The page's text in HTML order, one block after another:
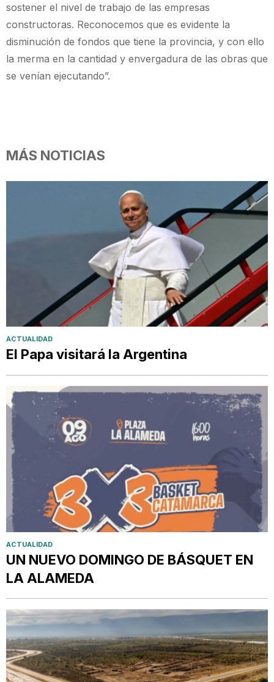
sostener el nivel de trabajo de las empresas
constructoras. Reconocemos que es evidente la
disminución de fondos que tiene la provincia, y con ello
la merma en la cantidad y envergadura de las obras que
se venían ejecutando”.
MÁS NOTICIAS
ACTUALIDAD
El Papa visitará la Argentina
ACTUALIDAD
UN NUEVO DOMINGO DE BÁSQUET EN
LA ALAMEDA